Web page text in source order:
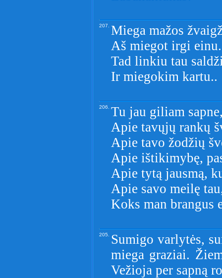
207. Miega mažos
Aš miegot irgi
Tad linkiu tau
Ir miegokim kartu..
206. Tu jau giliam
Apie tavųjų rankų
Apie tavo žodžių
Apie ištikimybę,
Apie tytą jausmą,
Apie savo meilę
Koks man brangus
205. Sumigo varlytės,
miega graziai.
Vežioja per sapną